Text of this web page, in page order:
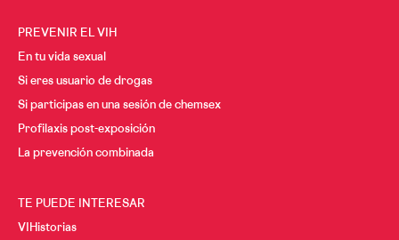
PREVENIR EL VIH
En tu vida sexual
Si eres usuario de drogas
Si participas en una sesión de chemsex
Profilaxis post-exposición
La prevención combinada
TE PUEDE INTERESAR
VIHistorias